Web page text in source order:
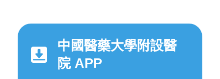
中國醫藥大學附設醫
院 APP